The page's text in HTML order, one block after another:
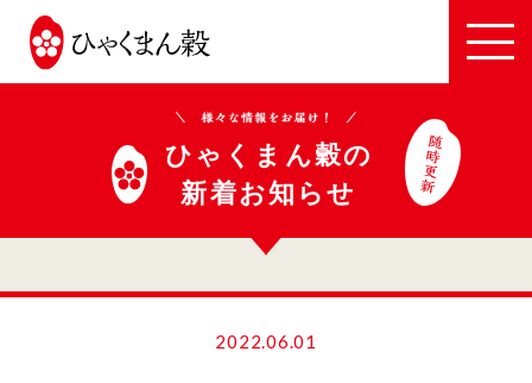
JA
全
農
い
し
か
わ
ひゃくまん穀の
新着お知らせ
2022.06.01